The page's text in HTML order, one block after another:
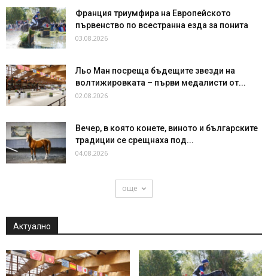
Франция триумфира на Европейското
първенство по всестранна езда за понита
03.08.2026
Льо Ман посреща бъдещите звезди на
волтижировката – първи медалисти от...
02.08.2026
Вечер, в която конете, виното и българските
традиции се срещнаха под...
04.08.2026
още
Актуално